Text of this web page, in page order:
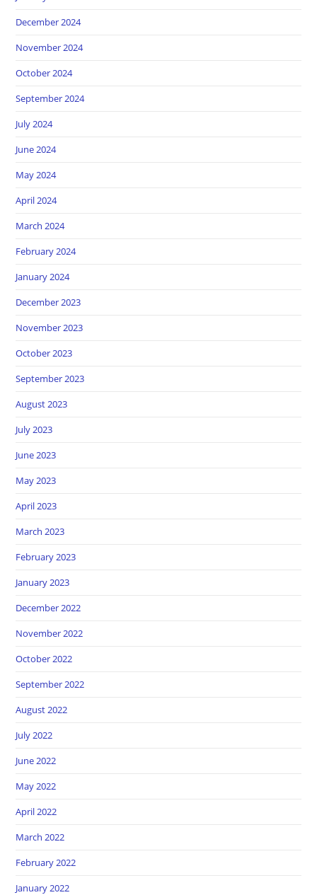
December 2024
November 2024
October 2024
September 2024
July 2024
June 2024
May 2024
April 2024
March 2024
February 2024
January 2024
December 2023
November 2023
October 2023
September 2023
August 2023
July 2023
June 2023
May 2023
April 2023
March 2023
February 2023
January 2023
December 2022
November 2022
October 2022
September 2022
August 2022
July 2022
June 2022
May 2022
April 2022
March 2022
February 2022
January 2022